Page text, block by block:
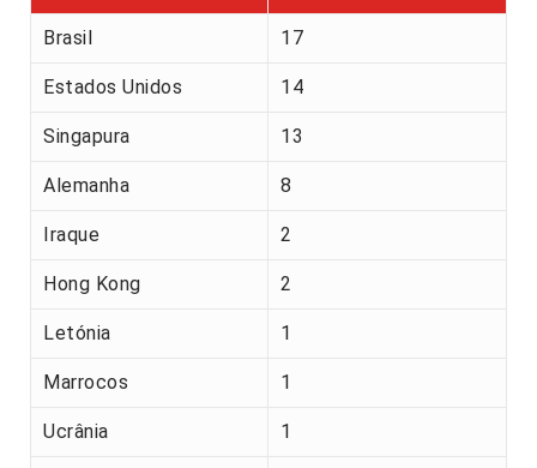
Brasil 17
Estados Unidos 14
Singapura 13
Alemanha 8
Iraque 2
Hong Kong 2
Letónia 1
Marrocos 1
Ucrânia 1